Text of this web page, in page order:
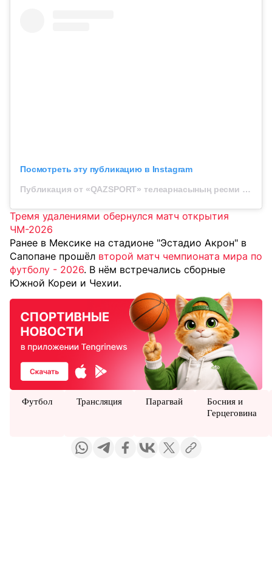
Посмотреть эту публикацию в Instagram
Публикация от «QAZSPORT» телеарнасының ресми парақшасы (@qazsport_official)
Тремя удалениями обернулся матч открытия
ЧМ-2026
Ранее в Мексике на стадионе "Эстадио Акрон" в
Сапопане прошёл второй матч чемпионата мира по
футболу - 2026. В нём встречались сборные
Южной Кореи и Чехии.
Футбол Трансляция Парагвай
Босния и
Герцеговина